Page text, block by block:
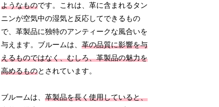
ようなものです。これは、革に含まれるタン
ニンが空気中の湿気と反応してできるもの
で、革製品に独特のアンティークな風合いを
与えます。ブルームは、革の品質に影響を与
えるものではなく、むしろ、革製品の魅力を
高めるものとされています。
ブルームは、革製品を長く使用していると、